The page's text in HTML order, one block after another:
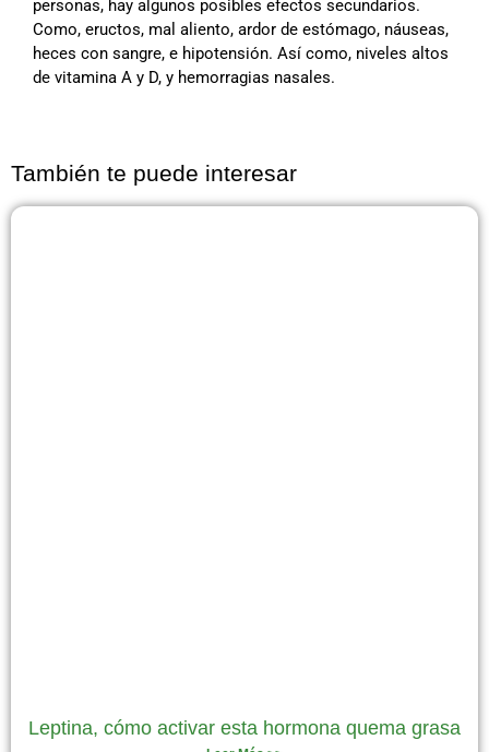
personas, hay algunos posibles efectos secundarios.
Como, eructos, mal aliento, ardor de estómago, náuseas,
heces con sangre, e hipotensión. Así como, niveles altos
de vitamina A y D, y hemorragias nasales.
También te puede interesar
Leptina, cómo activar esta hormona quema grasa